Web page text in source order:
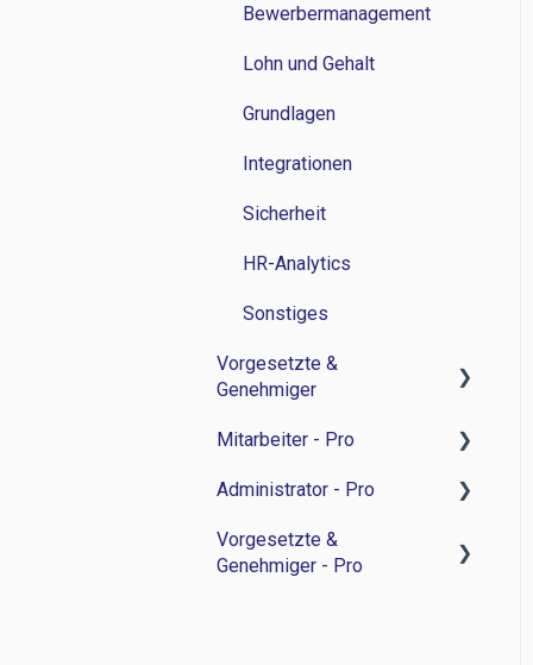
Bewerbermanagement
Lohn und Gehalt
Grundlagen
Integrationen
Sicherheit
HR-Analytics
Sonstiges
Vorgesetzte &
Genehmiger
Zeitwirtschaft
Personalverwaltung
Bewerbermanagament
Mitarbeiter - Pro
Feedback-Sessions -
Ziele -
Administrator - Pro
Feedback-Session -
Personalentwicklung
Vorgesetzte &
Genehmiger - Pro